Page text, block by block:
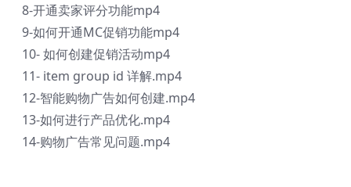
8-开通卖家评分功能mp4
9-如何开通MC促销功能mp4
10- 如何创建促销活动mp4
11- item group id 详解.mp4
12-智能购物广告如何创建.mp4
13-如何进行产品优化.mp4
14-购物广告常见问题.mp4